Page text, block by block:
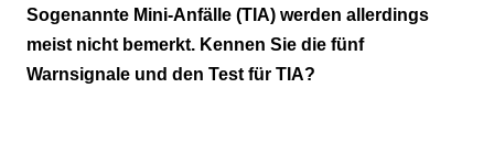
Sogenannte Mini-Anfälle (TIA) werden allerdings
meist nicht bemerkt. Kennen Sie die fünf
Warnsignale und den Test für TIA?